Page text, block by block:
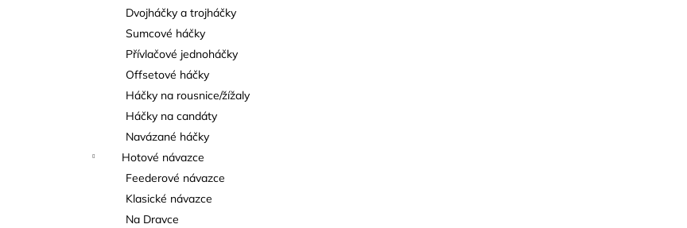
Dvojháčky a trojháčky
Sumcové háčky
Přívlačové jednoháčky
Offsetové háčky
Háčky na rousnice/žížaly
Háčky na candáty
Navázané háčky
Hotové návazce
Feederové návazce
Klasické návazce
Na Dravce